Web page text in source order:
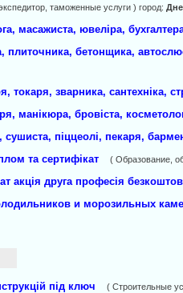
таможенные услуги ) город:
масажиста, ювеліра,
плиточника, бетонщика,
токаря, зварника, сантехніка,
манікюра, бровіста,
сушиста, піццеолі, пекаря,
та сертифікат
( Образование,
акція друга професія
и морозильных
під ключ ( Строительные